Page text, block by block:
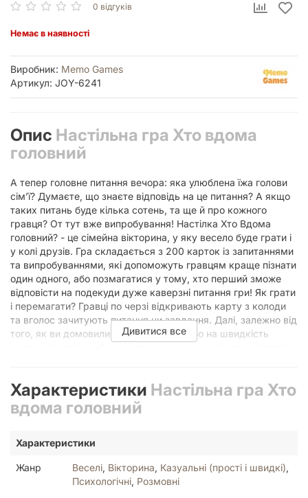
0 відгуків
Немає в наявності
Виробник: Memo Games
Артикул: JOY-6241
Опис Настільна гра Хто вдома
головний
А тепер головне питання вечора: яка улюблена їжа голови
сім’ї? Думаєте, що знаєте відповідь на це питання? А якщо
таких питань буде кілька сотень, та ще й про кожного
гравця? От тут вже випробування! Настілка Хто Вдома
головний? - це сімейна вікторина, у яку весело буде грати і
у колі друзів. Гра складається з 200 карток із запитаннями
та випробуваннями, які допоможуть гравцям краще пізнати
один одного, або позмагатися у тому, хто перший зможе
відповісти на подекуди дуже каверзні питання гри! Як грати
і перемагати? Гравці по черзі відкривають карту з колоди
та вголос зачитують питання чи завдання. Далі, залежно від
того, як ви домовилися грати, гравці або на швидкість
отримує важкий погляд від поточного ведучого та цікаву
історію про те, чому брунатний - це не його улюблений
колір. Окрім азарту суперництва гра несе в собі ще умовні
пам’яті гравців може спливти майже забута історія, яку
капці? Все почалося далекого 24 серпня 1894 року в
Моравії... А закінчити гру можна або тоді, коли один з
Дивитися все
Характеристики Настільна гра Хто
вдома головний
Характеристики
Жанр Веселі, Вікторина, Казуальні (прості і швидкі),
Психологічні, Розмовні